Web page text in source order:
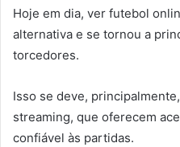
Hoje em dia, ver futebol
alternativa e se tornou a
torcedores.
Isso se deve,
streaming, que oferecem
confiável às partidas.